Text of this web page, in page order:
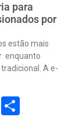
para
por
estão mais
enquanto
A e-